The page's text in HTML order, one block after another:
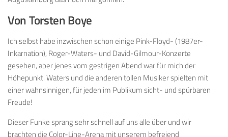
Von Torsten Boye
Ich selbst habe inzwischen schon einige Pink-Floyd- (1987er-
Inkarnation), Roger-Waters- und David-Gilmour-Konzerte
gesehen, aber jenes vom gestrigen Abend war für mich der
Höhepunkt. Waters und die anderen tollen Musiker spielten mit
einer wahnsinnigen, für jeden im Publikum sicht- und spürbaren
Freude!
Dieser Funke sprang sehr schnell auf uns alle über und wir
brachten die Color-Line-Arena mit unserem befreiend